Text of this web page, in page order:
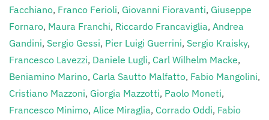
Facchiano, Franco Ferioli, Giovanni Fioravanti, Giuseppe
Fornaro, Maura Franchi, Riccardo Francaviglia, Andrea
Gandini, Sergio Gessi, Pier Luigi Guerrini, Sergio Kraisky,
Francesco Lavezzi, Daniele Lugli, Carl Wilhelm Macke,
Beniamino Marino, Carla Sautto Malfatto, Fabio Mangolini,
Cristiano Mazzoni, Giorgia Mazzotti, Paolo Moneti,
Francesco Minimo, Alice Miraglia, Corrado Oddi, Fabio